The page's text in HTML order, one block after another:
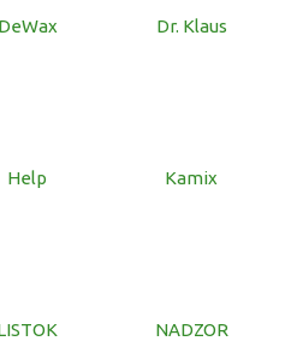
DeWax Dr. Klaus
Help Kamix
NADZOR